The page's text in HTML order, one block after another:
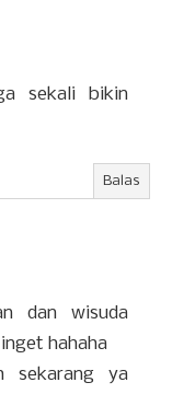
sekali bikin
Balas
dan wisuda
hahaha
sekarang ya